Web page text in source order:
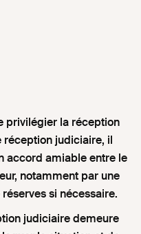
privilégier la réception
réception judiciaire, il
accord amiable entre le
notamment par une
si nécessaire.
judiciaire demeure